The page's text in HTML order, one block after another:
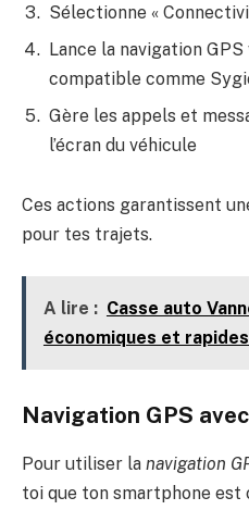
Sélectionne «
Lance la navigation
compatible comme
Gère les appels et
l’écran du véhicule
Ces actions garantissent
pour tes trajets.
A lire : Casse auto
économiques et
Navigation GPS
Pour utiliser la navigation
toi que ton smartphone est